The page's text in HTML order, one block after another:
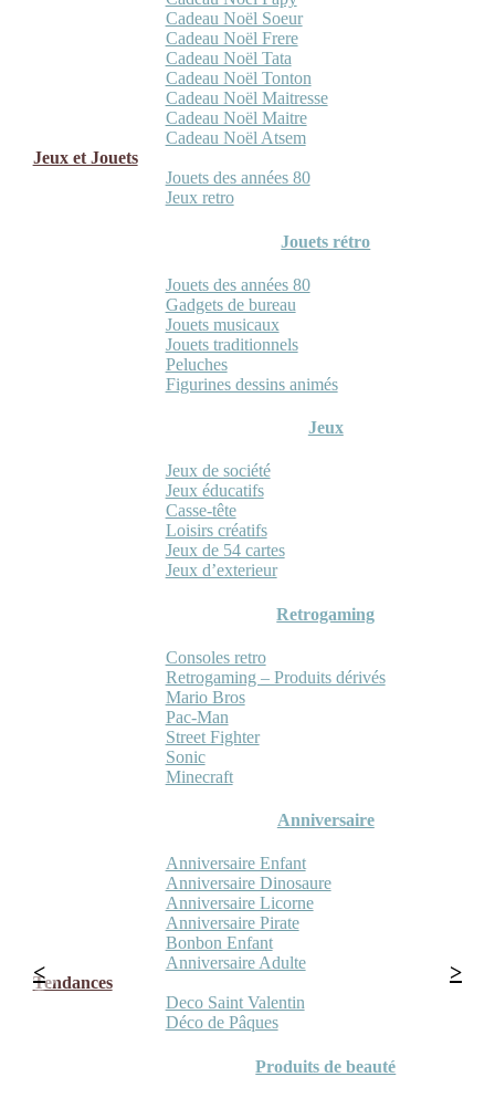
Cadeau Noël Soeur
Cadeau Noël Frere
Cadeau Noël Tata
Cadeau Noël Tonton
Cadeau Noël Maitresse
Cadeau Noël Maitre
Cadeau Noël Atsem
Jeux et Jouets
Jouets des années 80
Jeux retro
Jouets rétro
Jouets des années 80
Gadgets de bureau
Jouets musicaux
Jouets traditionnels
Peluches
Figurines dessins animés
Jeux
Jeux de société
Jeux éducatifs
Casse-tête
Loisirs créatifs
Jeux de 54 cartes
Jeux d’exterieur
Retrogaming
Consoles retro
Retrogaming – Produits dérivés
Mario Bros
Pac-Man
Street Fighter
Sonic
Minecraft
Anniversaire
Anniversaire Enfant
Anniversaire Dinosaure
Anniversaire Licorne
Anniversaire Pirate
Bonbon Enfant
Anniversaire Adulte
Tendances
Deco Saint Valentin
Déco de Pâques
Produits de beauté